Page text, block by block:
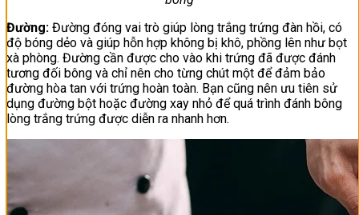
Đường: Đường đóng vai trò giúp lòng trắng trứng đàn hồi, có
độ bóng dẻo và giúp hỗn hợp không bị khô, phồng lên như bọt
xà phòng. Đường cần được cho vào khi trứng đã được đánh
tương đối bông và chỉ nên cho từng chút một để đảm bảo
đường hòa tan với trứng hoàn toàn. Bạn cũng nên ưu tiên sử
dụng đường bột hoặc đường xay nhỏ để quá trình đánh bông
lòng trắng trứng được diễn ra nhanh hơn.